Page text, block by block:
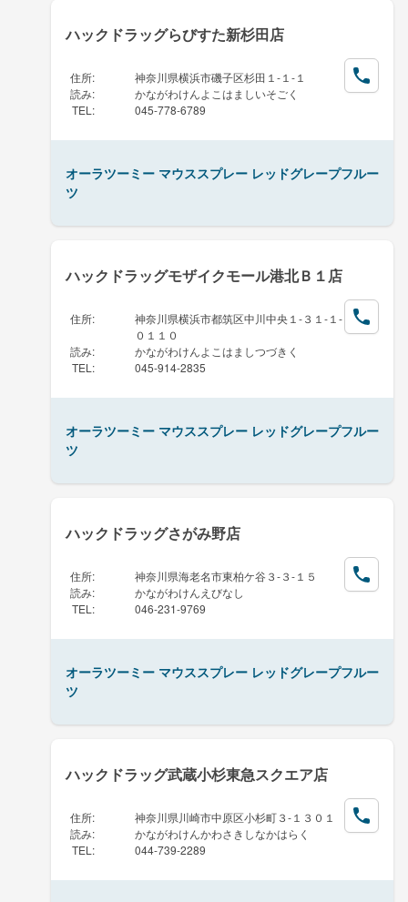
ハックドラッグらびすた新杉田店
住所:
神奈川県横浜市磯子区杉田１-１-１
読み:
かながわけんよこはましいそごく
TEL : 045-778-6789
オーラツーミー マウススプレー レッドグレープフルー
ツ
ハックドラッグモザイクモール港北Ｂ１店
住所:
神奈川県横浜市都筑区中川中央１-３１-１-
０１１０
読み:
かながわけんよこはましつづきく
TEL : 045-914-2835
オーラツーミー マウススプレー レッドグレープフルー
ツ
ハックドラッグさがみ野店
住所:
神奈川県海老名市東柏ケ谷３-３-１５
読み:
かながわけんえびなし
TEL : 046-231-9769
オーラツーミー マウススプレー レッドグレープフルー
ツ
ハックドラッグ武蔵小杉東急スクエア店
住所:
神奈川県川崎市中原区小杉町３-１３０１
読み:
かながわけんかわさきしなかはらく
TEL : 044-739-2289